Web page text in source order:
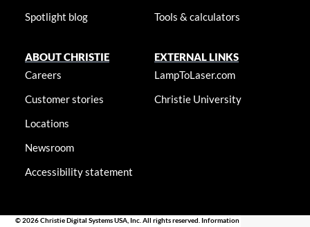
Spotlight blog
Tools & calculators
ABOUT CHRISTIE
Careers
Customer stories
Locations
Newsroom
Accessibility statement
EXTERNAL LINKS
LampToLaser.com
Christie University
© 2026 Christie Digital Systems USA, Inc. All rights reserved. Information